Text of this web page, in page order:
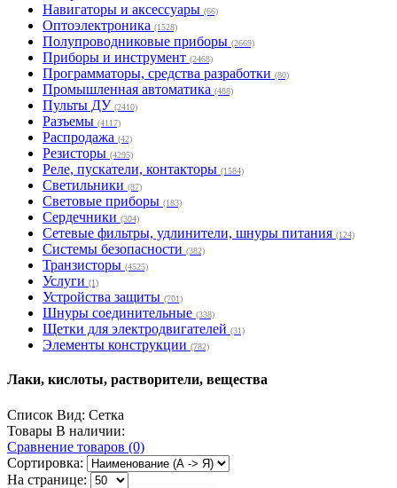
Навигаторы и аксессуары (66)
Оптоэлектроника (1528)
Полупроводниковые приборы (2669)
Приборы и инструмент (2468)
Программаторы, средства разработки (80)
Промышленная автоматика (488)
Пульты ДУ (2410)
Разъемы (4117)
Распродажа (42)
Резисторы (4295)
Реле, пускатели, контакторы (1584)
Светильники (87)
Световые приборы (183)
Сердечники (304)
Сетевые фильтры, удлинители, шнуры питания (124)
Системы безопасности (382)
Транзисторы (4525)
Услуги (1)
Устройства защиты (701)
Шнуры соединительные (338)
Щетки для электродвигателей (31)
Элементы конструкции (782)
Лаки, кислоты, растворители, вещества
Список Вид: Сетка
Товары В наличии:
Сравнение товаров (0)
Сортировка:
На странице: